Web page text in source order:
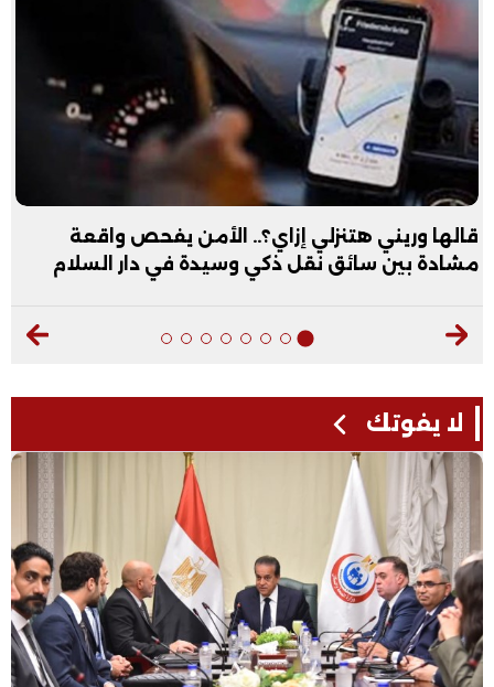
قالها وريني هتنزلي إزاي؟.. الأمن يفحص واقعة
مشادة بين سائق نقل ذكي وسيدة في دار السلام
لا يفوتك